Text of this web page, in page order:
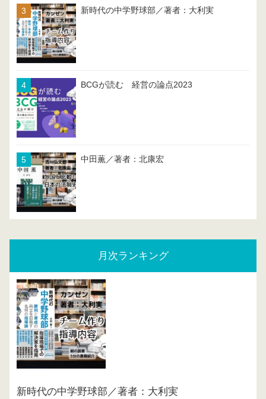
新時代の中学野球部／著者：大利実
BCGが読む 経営の論点2023
中田薫／著者：北康宏
月次ランキング
新時代の中学野球部／著者：大利実